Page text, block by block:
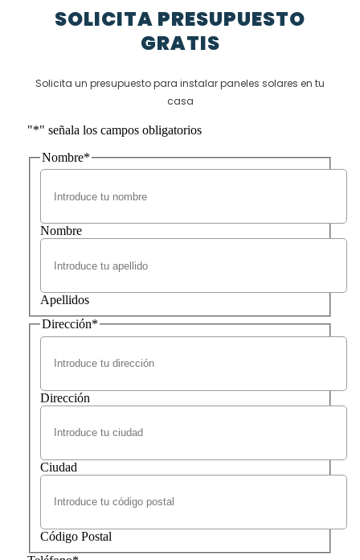
SOLICITA PRESUPUESTO
GRATIS
Solicita un presupuesto para instalar paneles solares en tu
casa
"*" señala los campos obligatorios
Nombre*
Nombre
Apellidos
Dirección*
Dirección
Ciudad
Código Postal